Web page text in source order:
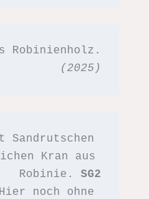
Robinienholz.
(2025)
Sandrutschen
Kran aus
Robinie. SG2
noch ohne